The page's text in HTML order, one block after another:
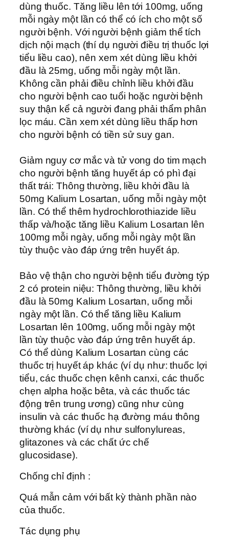
dùng thuốc. Tăng liều lên tới 100mg, uống
mỗi ngày một lần có thể có ích cho một số
người bệnh. Với người bệnh giảm thể tích
dịch nội mạch (thí dụ người điều trị thuốc lợi
tiểu liều cao), nên xem xét dùng liều khởi
đầu là 25mg, uống mỗi ngày một lần.
Không cần phải điều chỉnh liều khởi đầu
cho người bệnh cao tuổi hoặc người bệnh
suy thận kể cả người đang phải thẩm phân
lọc máu. Cần xem xét dùng liều thấp hơn
cho người bệnh có tiền sử suy gan.
Giảm nguy cơ mắc và tử vong do tim mạch
cho người bệnh tăng huyết áp có phì đại
thất trái: Thông thường, liều khởi đầu là
50mg Kalium Losartan, uống mỗi ngày một
lần. Có thể thêm hydrochlorothiazide liều
thấp và/hoặc tăng liều Kalium Losartan lên
100mg mỗi ngày, uống mỗi ngày một lần
tùy thuộc vào đáp ứng trên huyết áp.
Bảo vệ thận cho người bệnh tiểu đường týp
2 có protein niệu: Thông thường, liều khởi
đầu là 50mg Kalium Losartan, uống mỗi
ngày một lần. Có thể tăng liều Kalium
Losartan lên 100mg, uống mỗi ngày một
lần tùy thuộc vào đáp ứng trên huyết áp.
Có thể dùng Kalium Losartan cùng các
thuốc trị huyết áp khác (ví dụ như: thuốc lợi
tiểu, các thuốc chẹn kênh canxi, các thuốc
chẹn alpha hoặc bêta, và các thuốc tác
động trên trung ương) cũng như cùng
insulin và các thuốc hạ đường máu thông
thường khác (ví dụ như sulfonylureas,
glitazones và các chất ức chế
glucosidase).
Chống chỉ định :
Quá mẫn cảm với bất kỳ thành phần nào
của thuốc.
Tác dụng phụ